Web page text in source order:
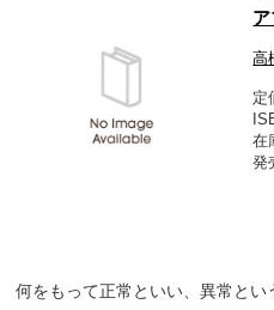
定
在
発
何をもって正常といい、異常と